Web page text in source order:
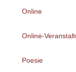
Online
Online-
Poesie